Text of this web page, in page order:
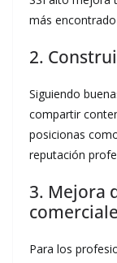
más
2.
Siguiendo
compartir
posicionas
reputación
3. Mejora
Para los